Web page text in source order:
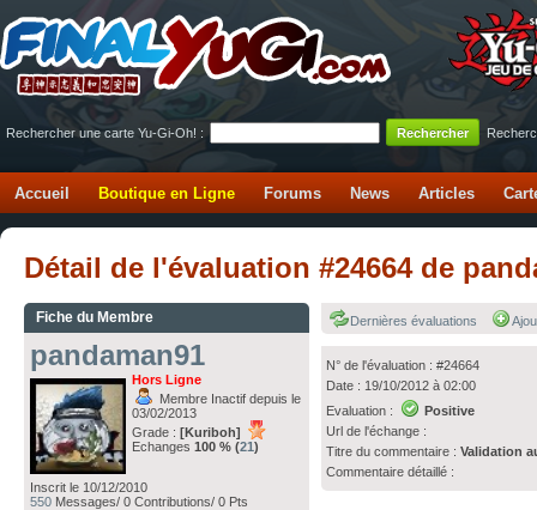
Rechercher une carte Yu-Gi-Oh! :
Accueil Boutique en Ligne Forums News Articles
Détail de l'évaluation #24664 de
Fiche du Membre
pandaman91
Hors Ligne
Membre Inactif depuis le
03/02/2013
Grade : [Kuriboh]
Echanges 100 % (21)
Inscrit le 10/12/2010
550 Messages/ 0 Contributions/ 0 Pts
Dernières évaluations
N° de l'évaluation : #24664
Date : 19/10/2012 à 02:00
Evaluation :
Positive
Url de l'échange :
Titre du commentaire :Validation
Commentaire détaillé :